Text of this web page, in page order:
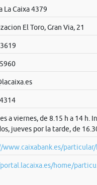
La Caixa 4379
El Toro, Gran Via, 21
a viernes, de 8.15 h a 14 h.
jueves por la tarde, de
www.caixabank.es/
home/particu...